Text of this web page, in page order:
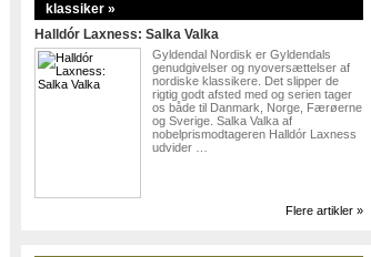
klassiker »
Halldór Laxness: Salka Valka
Gyldendal Nordisk er Gyldendals
genudgivelser og nyoversættelser af
nordiske klassikere. Det slipper de
rigtig godt afsted med og serien tager
os både til Danmark, Norge, Færøerne
og Sverige. Salka Valka af
nobelprismodtageren Halldór Laxness
udvider …
Flere artikler »